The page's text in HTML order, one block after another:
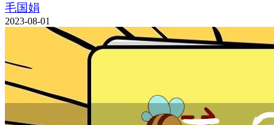
毛国娟
2023-08-01